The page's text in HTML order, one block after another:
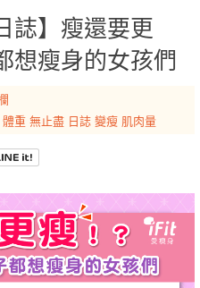
誌】瘦還要更
想瘦身的女孩們
體重 無止盡 日誌 變瘦 肌肉量